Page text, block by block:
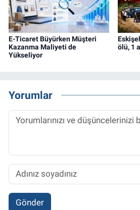
E-Ticaret Büyürken Müşteri
Kazanma Maliyeti de
Yükseliyor
ölü, 1
Yorumlar
Gönder